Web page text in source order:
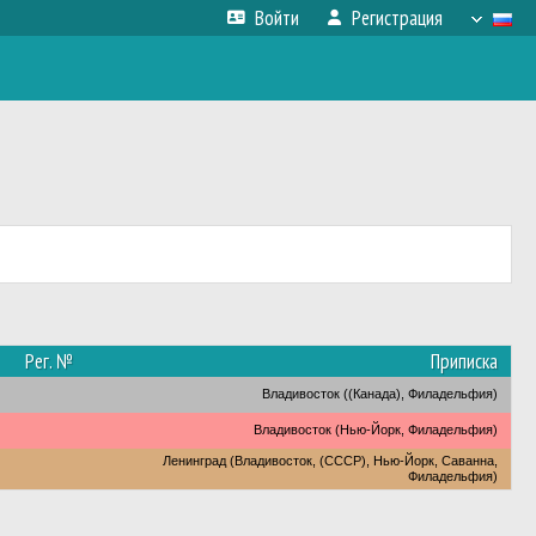
Войти Регистрация
Рег. № Приписка
Владивосток ((Канада), Филадельфия)
Владивосток (Нью-Йорк, Филадельфия)
Ленинград (Владивосток, (СССР), Нью-Йорк, Саванна,
Филадельфия)